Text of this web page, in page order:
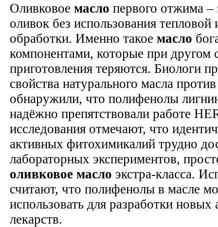
Оливковое масло первого отжима
оливок без использования
обработки. Именно такое масло
компонентами, которые при другом
приготовления теряются. Биологи
свойства натурального масла
обнаружили, что полифенолы
надёжно препятствовали работе
исследования отмечают, что
активных фитохимикалий трудно
лабораторных экспериментов,
оливковое масло экстра-класса.
считают, что полифенолы в масле
использовать для разработки новых
лекарств.